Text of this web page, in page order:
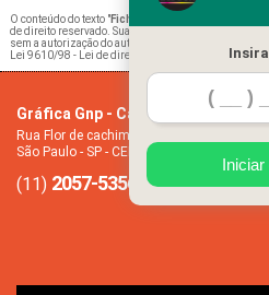
O conteúdo do texto "Ficha de Matrícula Escolar
de direito reservado. Sua reprodução, parcial ou
sem a autorização do autor. Crime de violação de
Lei 9610/98 - Lei de direitos autorais
Gráfica Gnp - Cartão de visita
Rua Flor de cachimbo, 274 - Jardim
São Paulo - SP - CEP: 08050-040
(11) 2057-5356 (11)94612-2445